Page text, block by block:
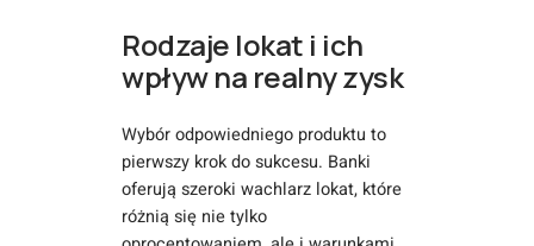
Rodzaje lokat i ich
wpływ na realny zysk
Wybór odpowiedniego produktu to
pierwszy krok do sukcesu. Banki
oferują szeroki wachlarz lokat, które
różnią się nie tylko